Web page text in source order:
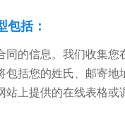
包括：
的信息。我们收集
括您的姓氏、邮寄
上提供的在线表格